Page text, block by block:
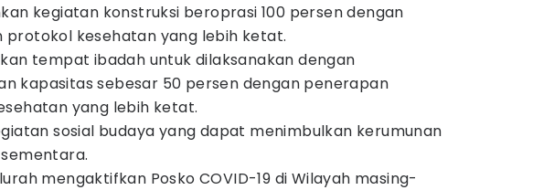
kegiatan konstruksi beroprasi 100 persen dengan
protokol kesehatan yang lebih ketat.
tempat ibadah untuk dilaksanakan dengan
kapasitas sebesar 50 persen dengan penerapan
yang lebih ketat.
sosial budaya yang dapat menimbulkan kerumunan
mengaktifkan Posko COVID-19 di Wilayah masing-